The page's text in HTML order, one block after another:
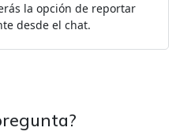
la opción de reportar
desde el chat.